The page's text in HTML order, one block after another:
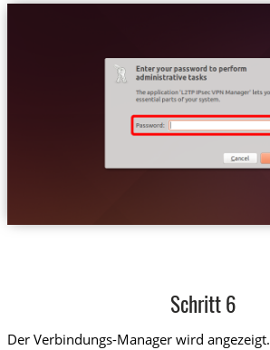
Schritt 6
Der Verbindungs-Manager wird angezeigt.